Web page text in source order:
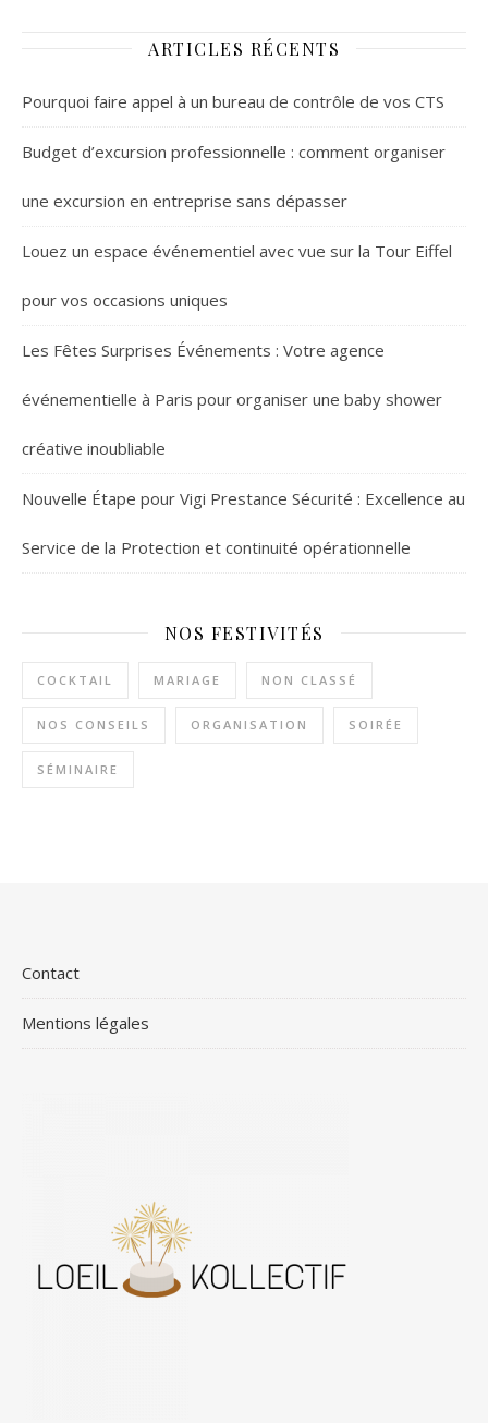
style
ARTICLES RÉCENTS
Pourquoi faire appel à un bureau de contrôle de vos CTS
Budget d’excursion professionnelle : comment organiser
une excursion en entreprise sans dépasser
Louez un espace événementiel avec vue sur la Tour Eiffel
pour vos occasions uniques
Les Fêtes Surprises Événements : Votre agence
événementielle à Paris pour organiser une baby shower
créative inoubliable
Nouvelle Étape pour Vigi Prestance Sécurité : Excellence au
Service de la Protection et continuité opérationnelle
NOS FESTIVITÉS
COCKTAIL MARIAGE NON CLASSÉ
NOS CONSEILS ORGANISATION SOIRÉE
SÉMINAIRE
Contact
Mentions légales